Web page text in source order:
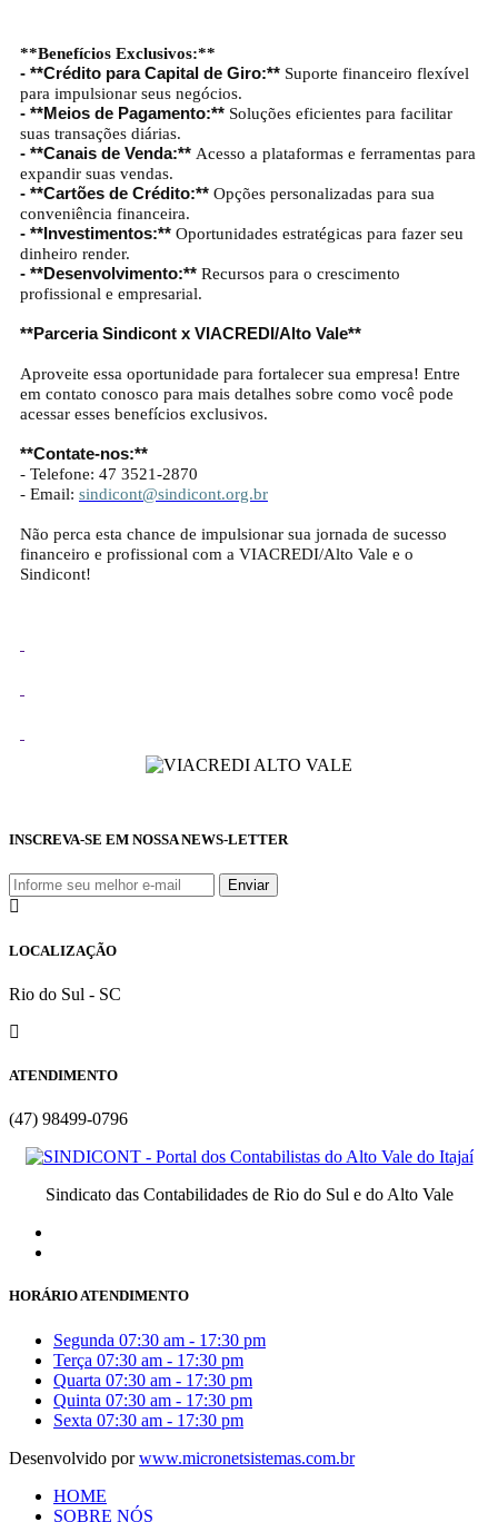
**Benefícios Exclusivos:**
- **Crédito para Capital de Giro:** Suporte financeiro flexível
para impulsionar seus negócios.
- **Meios de Pagamento:** Soluções eficientes para facilitar
suas transações diárias.
- **Canais de Venda:** Acesso a plataformas e ferramentas para
expandir suas vendas.
- **Cartões de Crédito:** Opções personalizadas para sua
conveniência financeira.
- **Investimentos:** Oportunidades estratégicas para fazer seu
dinheiro render.
- **Desenvolvimento:** Recursos para o crescimento
profissional e empresarial.
**Parceria Sindicont x VIACREDI/Alto Vale**
Aproveite essa oportunidade para fortalecer sua empresa! Entre
em contato conosco para mais detalhes sobre como você pode
acessar esses benefícios exclusivos.
**Contate-nos:**
- Telefone: 47 3521-2870
- Email: sindicont@sindicont.org.br
Não perca esta chance de impulsionar sua jornada de sucesso
financeiro e profissional com a VIACREDI/Alto Vale e o
Sindicont!
INSCREVA-SE EM NOSSA NEWS-LETTER
LOCALIZAÇÃO
Rio do Sul - SC
ATENDIMENTO
(47) 98499-0796
Sindicato das Contabilidades de Rio do Sul e do Alto Vale
HORÁRIO ATENDIMENTO
Segunda 07:30 am - 17:30 pm
Terça 07:30 am - 17:30 pm
Quarta 07:30 am - 17:30 pm
Quinta 07:30 am - 17:30 pm
Sexta 07:30 am - 17:30 pm
Desenvolvido porwww.micronetsistemas.com.br
HOME
SOBRE NÓS